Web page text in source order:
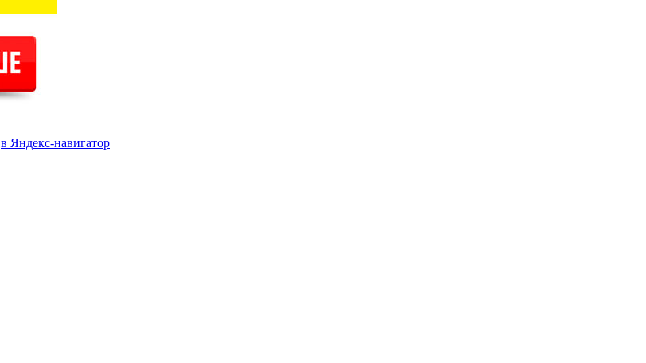
в Яндекс-навигатор